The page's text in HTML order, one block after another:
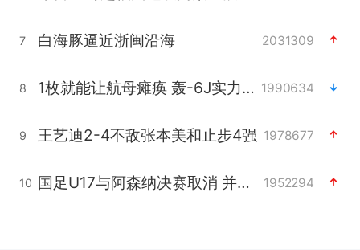
7 白海豚逼近浙闽沿海 2031309
8 1枚就能让航母瘫痪 轰-6J实力有多强 1990634
9 王艺迪2-4不敌张本美和止步4强 1978677
10 国足U17与阿森纳决赛取消 并列冠军 1952294